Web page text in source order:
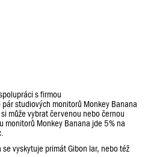
s firmou
pár studiových monitorů Monkey Banana
může vybrat červenou nebo černou
monitorů Monkey Banana jde 5% na
se vyskytuje primát Gibon lar, nebo též